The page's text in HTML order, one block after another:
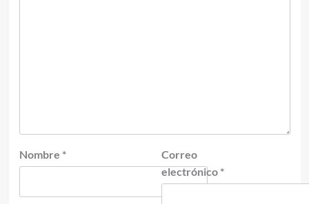
Nombre *
Correo
electrónico *